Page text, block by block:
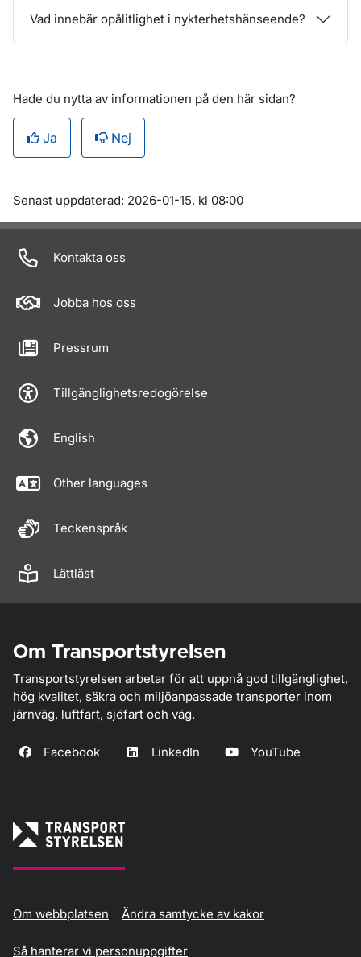
Vad innebär opålitlighet i nykterhetshänseende?
Hade du nytta av informationen på den här sidan?
Ja Nej
Om sidan
Senast uppdaterad: 2026-01-15, kl 08:00
Kontakta oss
Jobba hos oss
Pressrum
Tillgänglighetsredogörelse
English
Other languages
Teckenspråk
Lättläst
Om Transportstyrelsen
Transportstyrelsen arbetar för att uppnå god tillgänglighet,
hög kvalitet, säkra och miljöanpassade transporter inom
järnväg, luftfart, sjöfart och väg.
Facebook LinkedIn YouTube
Om webbplatsen Ändra samtycke av kakor
Så hanterar vi personuppgifter